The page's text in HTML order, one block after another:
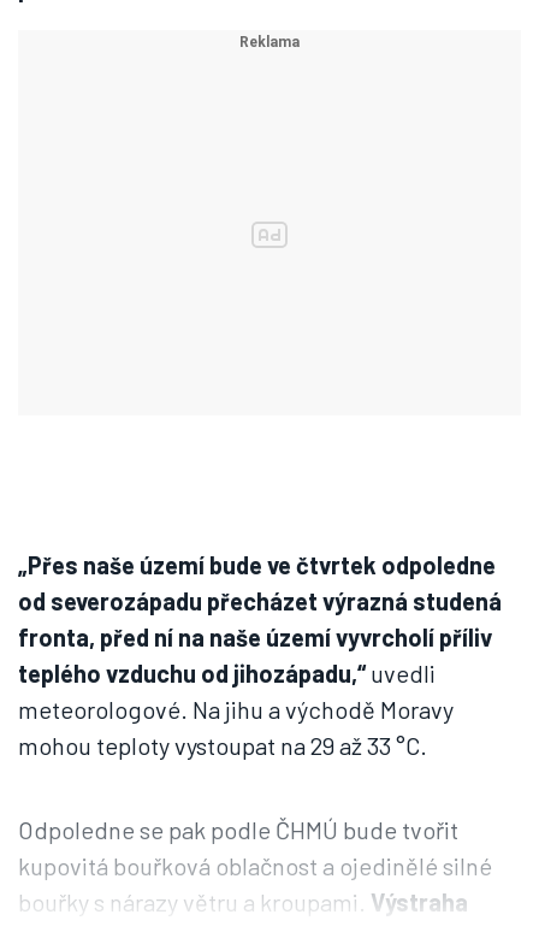
„Přes naše území bude ve čtvrtek odpoledne
od severozápadu přecházet výrazná studená
fronta, před ní na naše území vyvrcholí příliv
teplého vzduchu od jihozápadu,“uvedli
meteorologové. Na jihu a východě Moravy
mohou teploty vystoupat na 29 až 33 °C.
Odpoledne se pak podle ČHMÚ bude tvořit
kupovitá bouřková oblačnost a ojedinělé silné
bouřky s nárazy větru a kroupami. Výstraha